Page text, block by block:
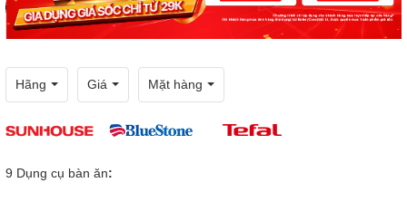
Hãng Giá Mặt hàng
9 Dụng cụ bàn ăn: